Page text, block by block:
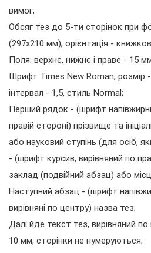
вимог;
Обсяг тез до 5-ти сторінок при
(297х210 мм), орієнтація -
Поля: верхнє, нижнє і праве - 15
Шрифт Times New Roman, розмір
інтервал - 1,5, стиль Normal;
Перший рядок - (шрифт
правій стороні) прізвище та
або науковий ступінь (для осіб,
- (шрифт курсив, вирівняний по
заклад (подвійний абзац) або
Наступний абзац - (шрифт
вирівняні по центру) назва тез;
Далі йде текст тез, вирівняний по
10 мм, сторінки не нумеруються;